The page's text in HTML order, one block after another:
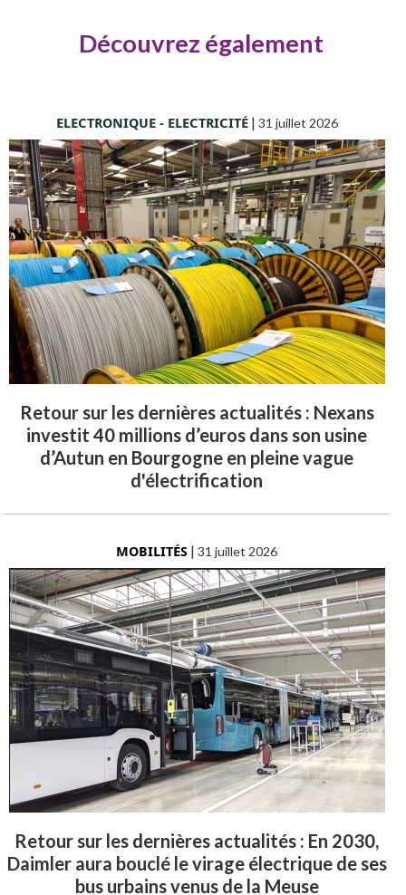
Découvrez également
ELECTRONIQUE - ELECTRICITÉ| 31 juillet 2026
Retour sur les dernières actualités : Nexans
investit 40 millions d’euros dans son usine
d’Autun en Bourgogne en pleine vague
d'électrification
MOBILITÉS |31 juillet 2026
Retour sur les dernières actualités : En 2030,
Daimler aura bouclé le virage électrique de ses
bus urbains venus de la Meuse